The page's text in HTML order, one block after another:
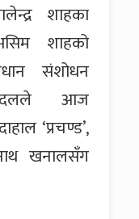
शाहका
शाहको
संशोधन
आज
‘प्रचण्ड’,
खनालसँग